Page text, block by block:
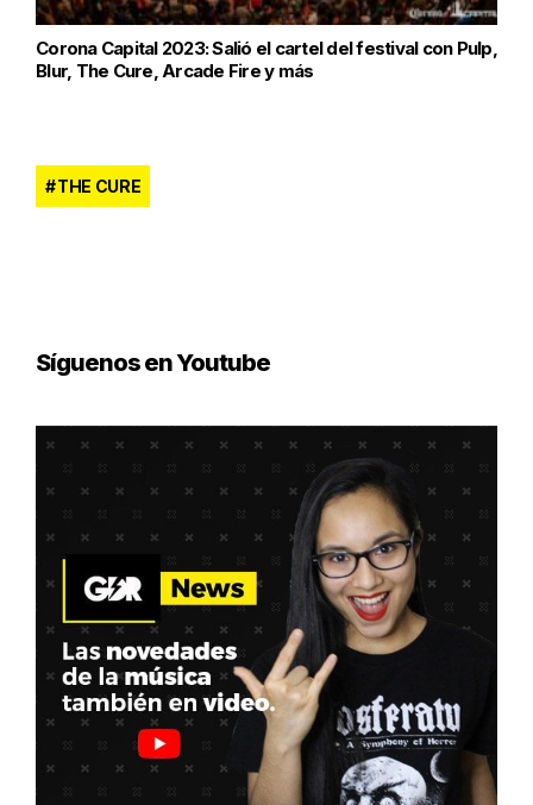
Corona Capital 2023: Salió el cartel del festival con Pulp,
Blur, The Cure, Arcade Fire y más
THE CURE
Síguenos en Youtube